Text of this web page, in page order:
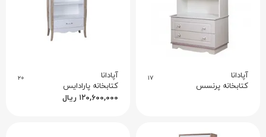
آپادانا ۱۷
کتابخانه پرنسس
آپادانا ۲۰
کتابخانه پارادایس
۱۲۰,۶۰۰,۰۰۰ ریال